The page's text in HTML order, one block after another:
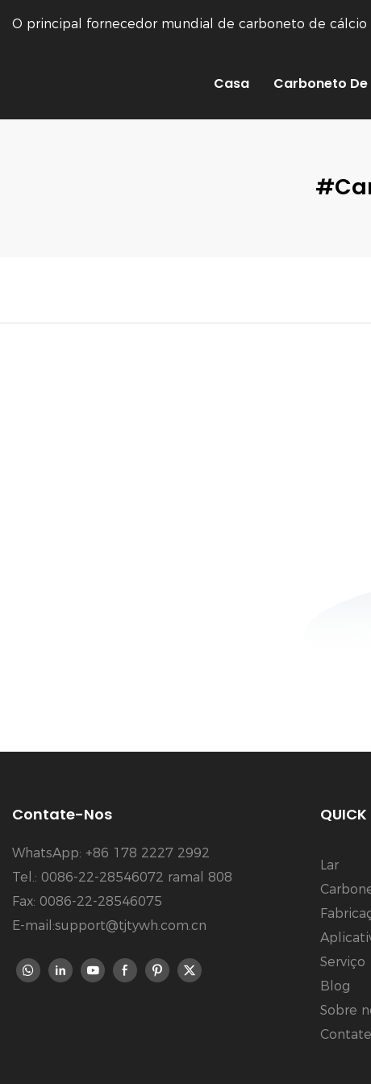
O principal fornecedor mundial de carboneto de cálcio
Casa Carboneto
Contate-Nos
WhatsApp: +86 178 2227 2992
Tel.: 0086-22-28546072 ramal 808
Fax: 0086-22-28546075
E-mail:support@tjtywh.com.cn
QUICK
Lar
Serviço
Blog
Sobre